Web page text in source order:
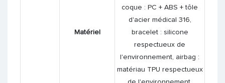
Matériel
coque : PC + ABS + tôle
d'acier médical 316,
bracelet : silicone
respectueux de
l'environnement, airbag :
matériau TPU respectueux